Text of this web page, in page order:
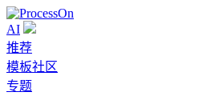
AI
推荐
模板社区
专题